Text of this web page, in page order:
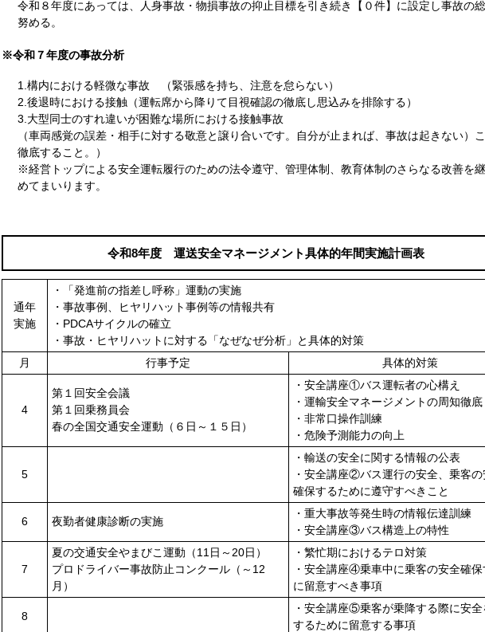
令和８年度にあっては、人身事故・物損事故の抑止目標を引き続き【０件】に設定し事故の
努める。
※令和７年度の事故分析
1.構内における軽微な事故 （緊張感を持ち、注意を怠らない）
2.後退時における接触（運転席から降りて目視確認の徹底し思込みを排除する）
3.大型同士のすれ違いが困難な場所における接触事故
（車両感覚の誤差・相手に対する敬意と譲り合いです。自分が止まれば、事故は起きない）
徹底すること。）
※経営トップによる安全運転履行のための法令遵守、管理体制、教育体制のさらなる改善を
めてまいります。
令和8年度 運送安全マネージメント具体的年間実施計画表
通年
実施
・「発進前の指差し呼称」運動の実施
・事故事例、ヒヤリハット事例等の情報共有
・PDCAサイクルの確立
・事故・ヒヤリハットに対する「なぜなぜ分析」と具体的対策
月
行事予定 具体的対策
4
第１回安全会議
第１回乗務員会
春の全国交通安全運動（６日～１５日）
・安全講座①バス運転者の心構え
・運輸安全マネージメントの周知徹底
・非常口操作訓練
・危険予測能力の向上
5
・輸送の安全に関する情報の公表
・安全講座②バス運行の安全、乗客の
確保するために遵守すべきこと
6 夜勤者健康診断の実施
・重大事故等発生時の情報伝達訓練
・安全講座③バス構造上の特性
7
夏の交通安全やまびこ運動（11日～20日）
プロドライバー事故防止コンクール（～12
月）
・繁忙期におけるテロ対策
・安全講座④乗車中に乗客の安全確保
に留意すべき事項
8
・安全講座⑤乗客が乗降する際に安
するために留意する事項